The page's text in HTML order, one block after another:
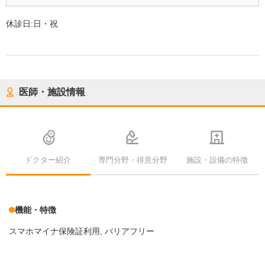
休診日:日・祝
医師・施設情報
ドクター紹介 専門分野・得意分野 施設・設備の特徴
機能・特徴
スマホマイナ保険証利用 バリアフリー